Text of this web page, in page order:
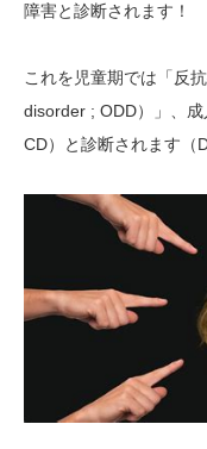
障害と診断されます！
これを児童期では「反
disorder ; ODD）」、成
CD）と診断されます（